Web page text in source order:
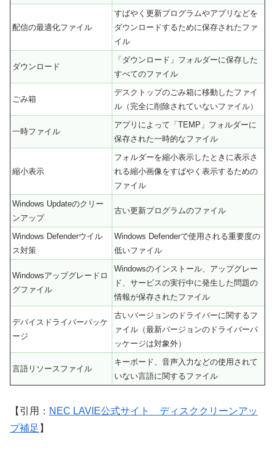
配信の最適化ファイル
すばやく更新プログラムやアプリなどを
ダウンロードするために保存されたファ
イル
ダウンロード
「ダウンロード」フォルダーに保存した
すべてのファイル
ごみ箱
デスクトップのごみ箱に移動したファイ
ル（完全に削除されていないファイル）
一時ファイル
アプリによって「TEMP」フォルダーに
保存された一時的なファイル
縮小表示
フォルダーを縮小表示したときに表示さ
れる縮小画像をすばやく表示するための
ファイル
Windows Updateのクリー
ンアップ
古い更新プログラムのファイル
Windows Defenderウイル
ス対策
Windows Defenderで使用される重要度の
低いファイル
Windowsアップグレードロ
グファイル
Windowsのインストール、アップグレー
ド、サービスの実行中に発生した問題の
情報が保存されたファイル
デバイスドライバーパッケ
ージ
古いバージョンのドライバーに関するフ
ァイル（最新バージョンのドライバーパ
ッケージは対象外）
言語リソースファイル
キーボード、音声入力などの使用されて
いない言語に関するファイル
【引用： NEC LAVIE公式サイト ディスククリーンアッ
プ補足 】